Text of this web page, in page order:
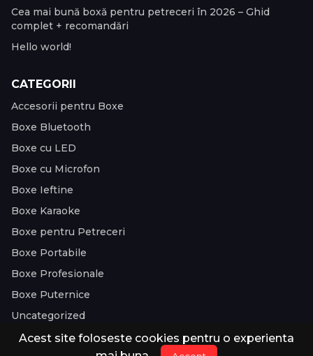
Cea mai bună boxă pentru petreceri în 2026 – Ghid
complet + recomandări
Hello world!
CATEGORII
Accesorii pentru Boxe
Boxe Bluetooth
Boxe cu LED
Boxe cu Microfon
Boxe Ieftine
Boxe Karaoke
Boxe pentru Petreceri
Boxe Portabile
Boxe Profesionale
Boxe Puternice
Uncategorized
Acest site foloseste cookies pentru o experienta